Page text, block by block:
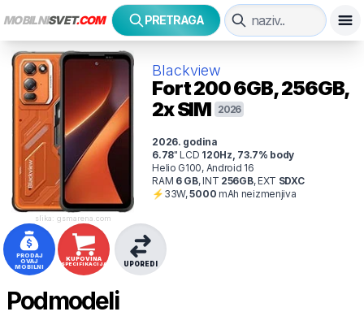
MOBILNISVET.COM PRETRAGA
slika: gsmarena.com
Blackview
Fort 2006GB, 256GB,
2x SIM 2026
2026. godina
6.78" LCD 120Hz 73.7% body
Helio G100, Android 16
RAM 6GB,INT 256GB,EXT SDXC
⚡ 33W,5000 mAh neizmenjiva
PRODAJ
OVAJ
MOBILNI
KUPOVINA
SPECIFIKACIJA UPOREDI
Podmodeli